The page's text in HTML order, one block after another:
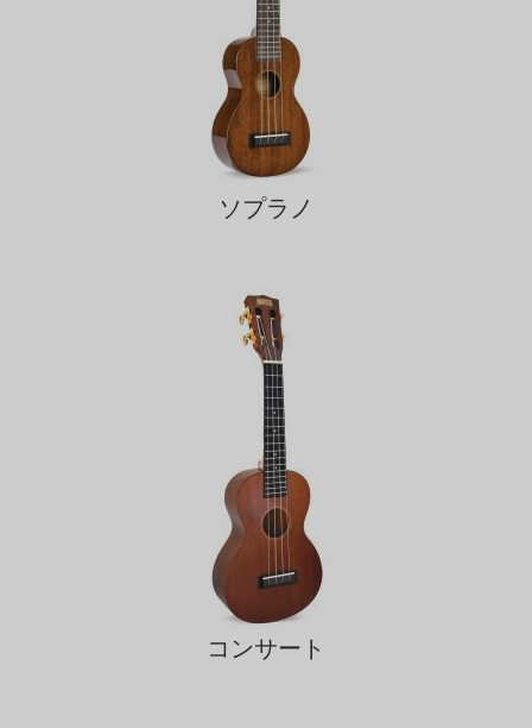
ソプラノ
コンサート